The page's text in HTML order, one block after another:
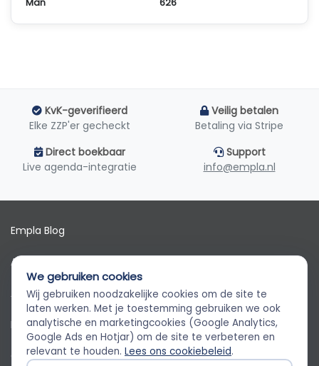
KvK-geverifieerd
Elke ZZP'er gecheckt
Veilig betalen
Betaling via Stripe
Direct boekbaar
Live agenda-integratie
Support
info@empla.nl
Empla Blog
Algemene voorwaarden
AVG
Privacybeleid
Cookiebeleid
Empla Assistent
Altijd beschikbaar, stel een vraag
We gebruiken cookies
Wij gebruiken noodzakelijke cookies om de site te
laten werken. Met je toestemming gebruiken we ook
analytische en marketingcookies (Google Analytics,
Google Ads en Hotjar) om de site te verbeteren en
relevant te houden. Lees ons cookiebeleid.